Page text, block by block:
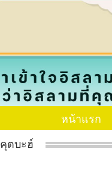
หน้าแรก
คุตบะฮ์